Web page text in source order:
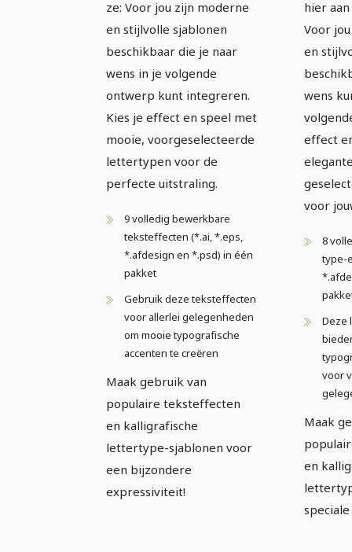
ze: Voor jou zijn moderne
en stijlvolle sjablonen
beschikbaar die je naar
wens in je volgende
ontwerp kunt integreren.
Kies je effect en speel met
mooie, voorgeselecteerde
lettertypen voor de
perfecte uitstraling.
9 volledig bewerkbare
teksteffecten (*.ai, *.eps,
*.afdesign en *.psd) in één
pakket
Gebruik deze teksteffecten
voor allerlei gelegenheden
om mooie typografische
accenten te creëren
Maak gebruik van
populaire teksteffecten
en kalligrafische
lettertype-sjablonen voor
een bijzondere
expressiviteit!
hier
Voor
en
wens
effect
voor
8
type-
Deze
voor
Maak
en